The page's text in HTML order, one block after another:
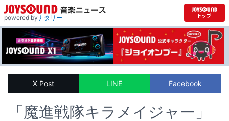
powered byナタリー
X Post LINE Facebook
「魔進戦隊キラメイジャー」